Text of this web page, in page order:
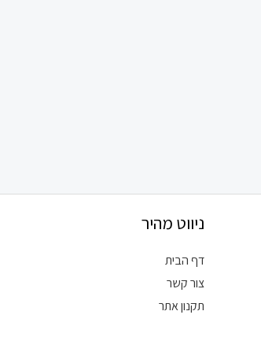
ניווט מהיר
דף הבית
צור קשר
תקנון אתר